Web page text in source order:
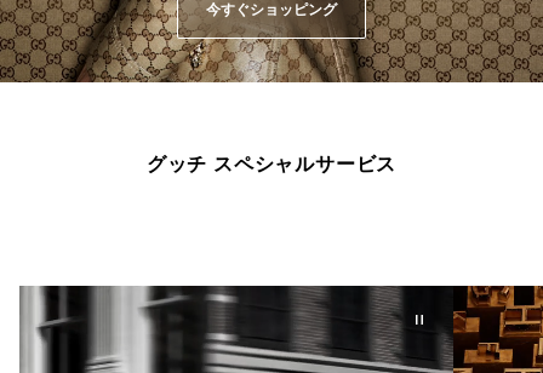
今すぐショッピング
グッチ スペシャルサービス